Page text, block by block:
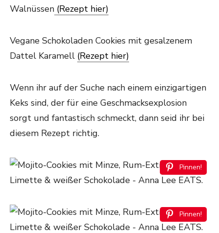
Walnüssen (Rezept hier)
Vegane Schokoladen Cookies mit gesalzenem
Dattel Karamell (Rezept hier)
Wenn ihr auf der Suche nach einem einzigartigen
Keks sind, der für eine Geschmacksexplosion
sorgt und fantastisch schmeckt, dann seid ihr bei
diesem Rezept richtig.
Pinnen!
Pinnen!